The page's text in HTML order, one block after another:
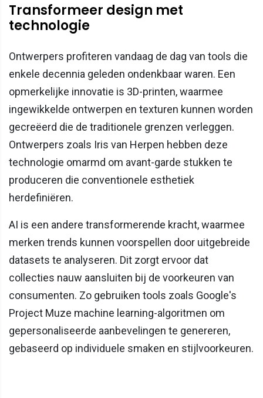
Transformeer design met
technologie
Ontwerpers profiteren vandaag de dag van tools die
enkele decennia geleden ondenkbaar waren. Een
opmerkelijke innovatie is 3D-printen, waarmee
ingewikkelde ontwerpen en texturen kunnen worden
gecreëerd die de traditionele grenzen verleggen.
Ontwerpers zoals Iris van Herpen hebben deze
technologie omarmd om avant-garde stukken te
produceren die conventionele esthetiek
herdefiniëren.
AI is een andere transformerende kracht, waarmee
merken trends kunnen voorspellen door uitgebreide
datasets te analyseren. Dit zorgt ervoor dat
collecties nauw aansluiten bij de voorkeuren van
consumenten. Zo gebruiken tools zoals Google's
Project Muze machine learning-algoritmen om
gepersonaliseerde aanbevelingen te genereren,
gebaseerd op individuele smaken en stijlvoorkeuren.